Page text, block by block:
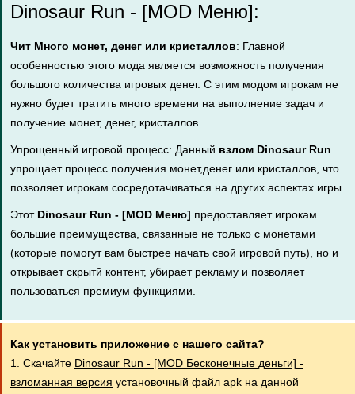
Dinosaur Run - [MOD Меню]:
Чит Много монет, денег или кристаллов: Главной
особенностью этого мода является возможность получения
большого количества игровых денег. С этим модом игрокам не
нужно будет тратить много времени на выполнение задач и
получение монет, денег, кристаллов.
Упрощенный игровой процесс: Данный взлом Dinosaur Run
упрощает процесс получения монет,денег или кристаллов, что
позволяет игрокам сосредотачиваться на других аспектах игры.
Этот Dinosaur Run - [MOD Меню] предоставляет игрокам
большие преимущества, связанные не только с монетами
(которые помогут вам быстрее начать свой игровой путь), но и
открывает скрытй контент, убирает рекламу и позволяет
пользоваться премиум функциями.
Как установить приложение с нашего сайта?
1. Скачайте Dinosaur Run - [MOD Бесконечные деньги] -
взломанная версия установочный файл apk на данной